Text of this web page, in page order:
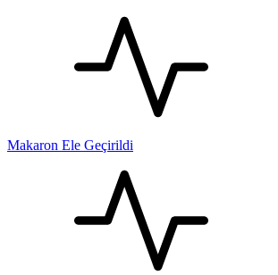
Makaron Ele Geçirildi